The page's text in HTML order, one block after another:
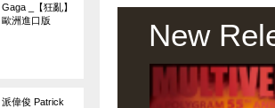
Gaga _【狂亂】
歐洲進口版
派偉俊 Patrick
New